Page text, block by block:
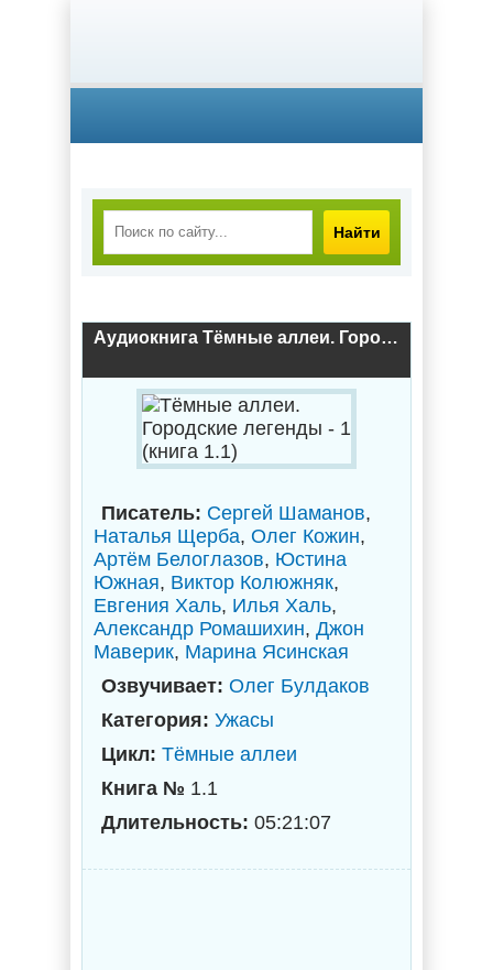
Найти
Аудиокнига Тёмные аллеи. Городские легенды - 1 (книга 1.1)
Писатель: Сергей Шаманов,
Наталья Щерба, Олег Кожин,
Артём Белоглазов, Юстина
Южная, Виктор Колюжняк,
Евгения Халь, Илья Халь,
Александр Ромашихин, Джон
Маверик, Марина Ясинская
Озвучивает: Олег Булдаков
Категория: Ужасы
Цикл: Тёмные аллеи
Книга № 1.1
Длительность: 05:21:07